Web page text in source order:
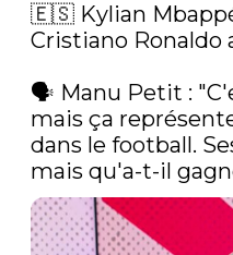
🇪🇸 Kylian
Cristiano Ronaldo
🗣️ Manu Petit :
mais ça
dans le football.
mais qu'a-t-il